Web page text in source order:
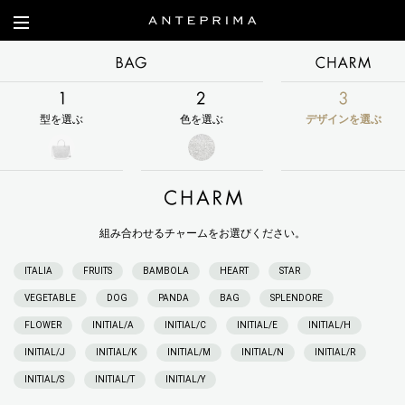
型を選ぶ 色を選ぶ デザインを選ぶ
組み合わせるチャームをお選びください。
ITALIA FRUITS BAMBOLA HEART STAR
VEGETABLE DOG PANDA BAG SPLENDORE
FLOWER INITIAL/A INITIAL/C INITIAL/E INITIAL/H
INITIAL/J INITIAL/K INITIAL/M INITIAL/N INITIAL/R
INITIAL/S INITIAL/T INITIAL/Y